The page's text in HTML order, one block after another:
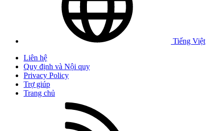
Tiếng Việt
Liên hệ
Quy định và Nội quy
Privacy Policy
Trợ giúp
Trang chủ